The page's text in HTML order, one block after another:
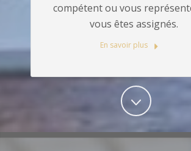
compétent ou vous
vous êtes assignés.
En savoir plus